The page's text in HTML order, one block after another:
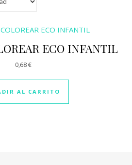
ECO INFANTIL
0,68€
AL CARRITO